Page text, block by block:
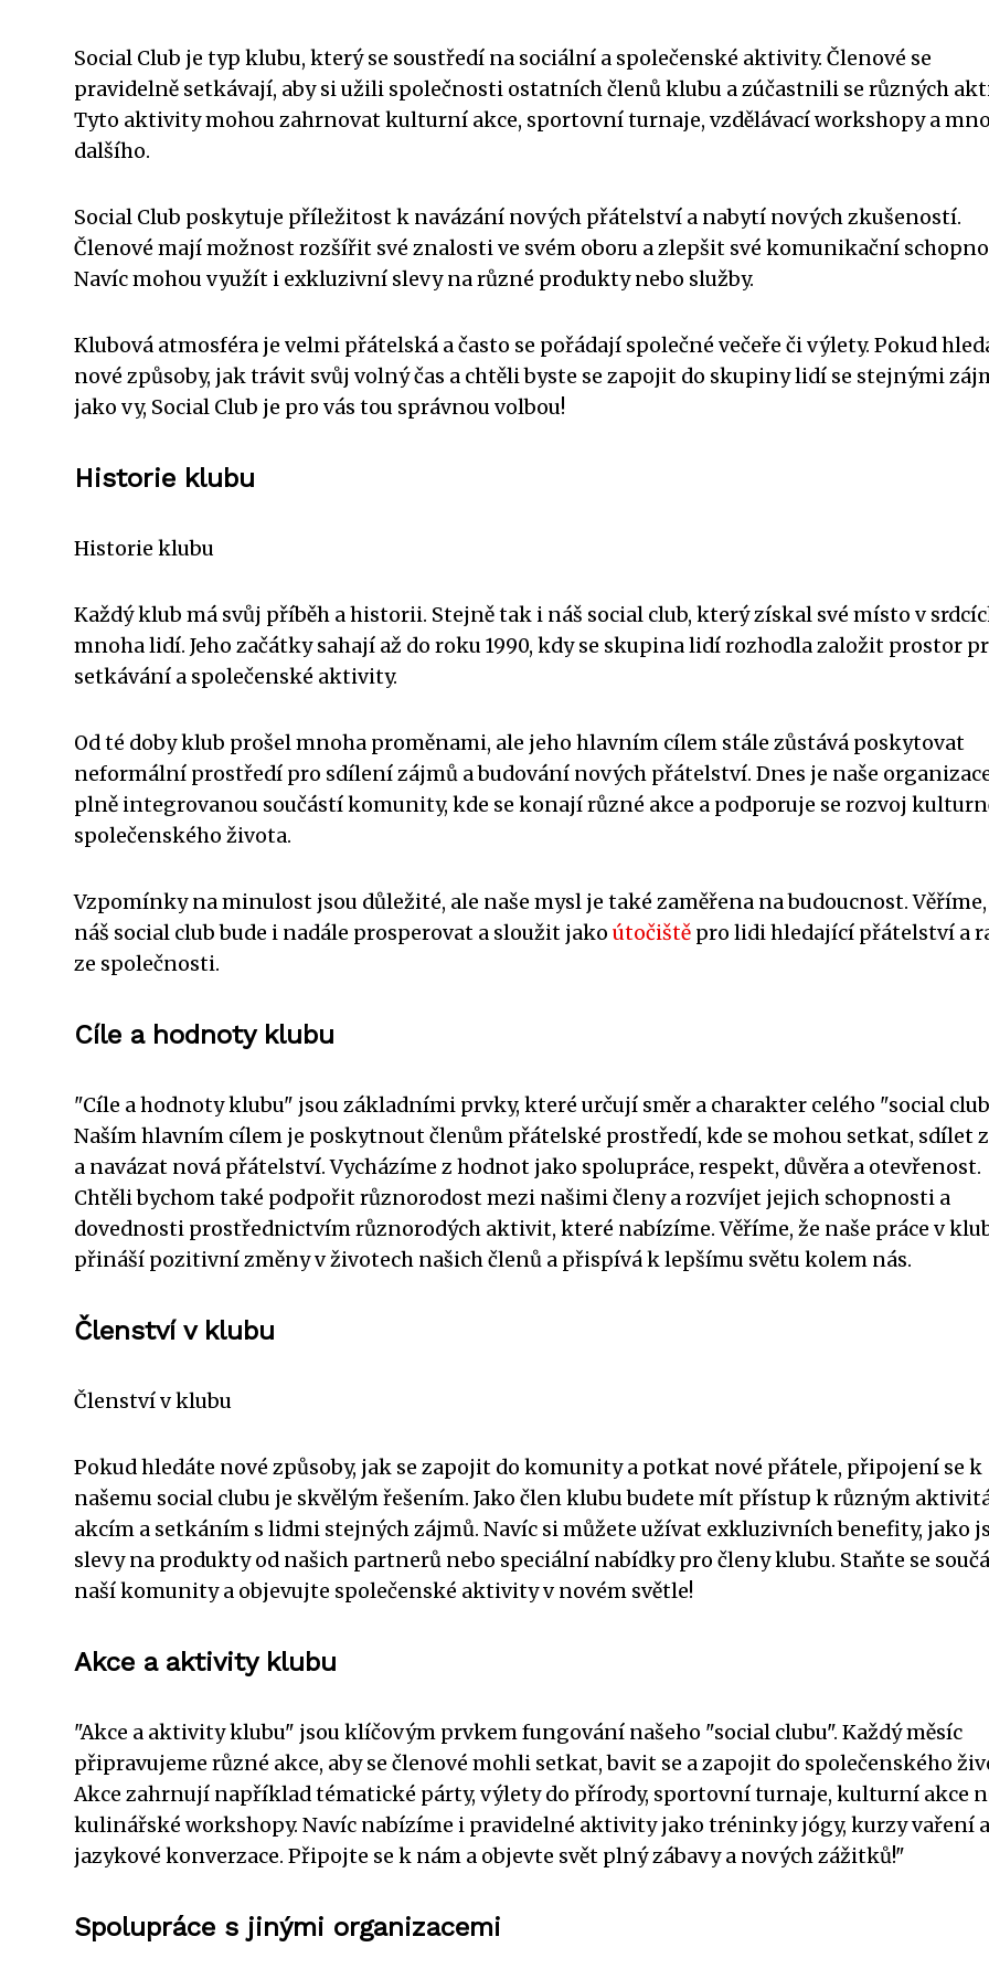
Social Club je typ klubu, který se soustředí na sociální a společenské aktivity. Členové se
pravidelně setkávají, aby si užili společnosti ostatních členů klubu a zúčastnili se různých
Tyto aktivity mohou zahrnovat kulturní akce, sportovní turnaje, vzdělávací workshopy a
dalšího.
Social Club poskytuje příležitost k navázání nových přátelství a nabytí nových zkušeností.
Členové mají možnost rozšířit své znalosti ve svém oboru a zlepšit své komunikační
Navíc mohou využít i exkluzivní slevy na různé produkty nebo služby.
Klubová atmosféra je velmi přátelská a často se pořádají společné večeře či výlety. Pokud
nové způsoby, jak trávit svůj volný čas a chtěli byste se zapojit do skupiny lidí se stejnými
jako vy, Social Club je pro vás tou správnou volbou!
Historie klubu
Historie klubu
Každý klub má svůj příběh a historii. Stejně tak i náš social club, který získal své místo v
mnoha lidí. Jeho začátky sahají až do roku 1990, kdy se skupina lidí rozhodla založit prostor
setkávání a společenské aktivity.
Od té doby klub prošel mnoha proměnami, ale jeho hlavním cílem stále zůstává poskytovat
neformální prostředí pro sdílení zájmů a budování nových přátelství. Dnes je naše
plně integrovanou součástí komunity, kde se konají různé akce a podporuje se rozvoj
společenského života.
Vzpomínky na minulost jsou důležité, ale naše mysl je také zaměřena na budoucnost. Věříme,
náš social club bude i nadále prosperovat a sloužit jako útočiště pro lidi hledající přátelství a
ze společnosti.
Cíle a hodnoty klubu
"Cíle a hodnoty klubu" jsou základními prvky, které určují směr a charakter celého "social
Naším hlavním cílem je poskytnout členům přátelské prostředí, kde se mohou setkat, sdílet
a navázat nová přátelství. Vycházíme z hodnot jako spolupráce, respekt, důvěra a otevřenost.
Chtěli bychom také podpořit různorodost mezi našimi členy a rozvíjet jejich schopnosti a
dovednosti prostřednictvím různorodých aktivit, které nabízíme. Věříme, že naše práce v
přináší pozitivní změny v životech našich členů a přispívá k lepšímu světu kolem nás.
Členství v klubu
Členství v klubu
Pokud hledáte nové způsoby, jak se zapojit do komunity a potkat nové přátele, připojení se k
našemu social clubu je skvělým řešením. Jako člen klubu budete mít přístup k různým
akcím a setkáním s lidmi stejných zájmů. Navíc si můžete užívat exkluzivních benefity, jako
slevy na produkty od našich partnerů nebo speciální nabídky pro členy klubu. Staňte se
naší komunity a objevujte společenské aktivity v novém světle!
Akce a aktivity klubu
"Akce a aktivity klubu" jsou klíčovým prvkem fungování našeho "social clubu". Každý měsíc
připravujeme různé akce, aby se členové mohli setkat, bavit se a zapojit do společenského
Akce zahrnují například tématické párty, výlety do přírody, sportovní turnaje, kulturní akce
kulinářské workshopy. Navíc nabízíme i pravidelné aktivity jako tréninky jógy, kurzy vaření a
jazykové konverzace. Připojte se k nám a objevte svět plný zábavy a nových zážitků!"
Spolupráce s jinými organizacemi